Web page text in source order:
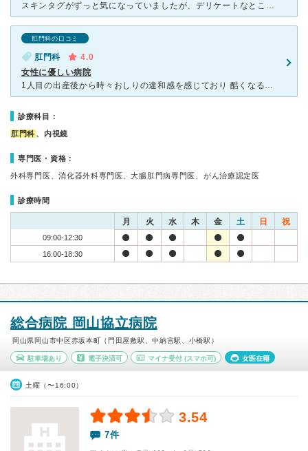
スキンタグがずっと気になっていましたが、デリケートなところなので、なかなか行動にうつせずにいましたが、いい病院があったらとネットで調べて行きました。女性のことを本当に気遣ってくれ、みなさんが優しいこと
肛門科の口コミ
肛門科
4.0
女性に優しい病院
1人目の出産後から時々おしりの違和感を感じており 酷くなる前にと思い、２人目を妊娠中に受診しました。 肛門科を受診するのは初めてで、少し恥ずかしい気持ちで 緊張していたのですが看護師さんも先生も
診療科目：
肛門科 、内視鏡
専門医・資格：
外科専門医、消化器外科専門医、大腸肛門病専門医、がん治療認定医
診療時間
月 火 水 木 金 土 日 祝
09:00-12:30
16:00-18:30
総合病院 岡山協立病院
岡山県岡山市中区赤坂本町（門田屋敷駅、中納言駅、小橋駅）
駐車場あり 電子決済可 マイナ受付 (スマホ可) 女医在籍
土曜（〜16:00）
3.54
7件